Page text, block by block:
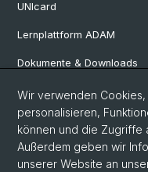
UNIcard
Lernplattform ADAM
Dokumente & Downloads
Social Media
LinkedIn
Wir verwenden
personalisieren,
können und die Zugriffe
Außerdem geben wir
unserer Website an